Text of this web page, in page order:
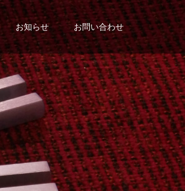
お知らせ お問い合わせ